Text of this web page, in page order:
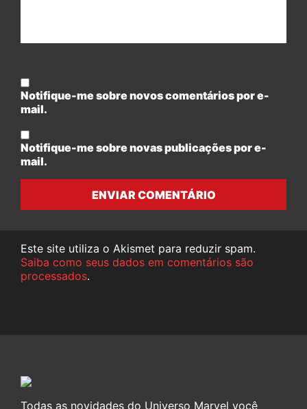
Notifique-me sobre novos comentários por e-
mail.
Notifique-me sobre novas publicações por e-
mail.
ENVIAR COMENTÁRIO
Este site utiliza o Akismet para reduzir spam.
Saiba como seus dados em comentários são
processados.
Todas as novidades do Universo Marvel você